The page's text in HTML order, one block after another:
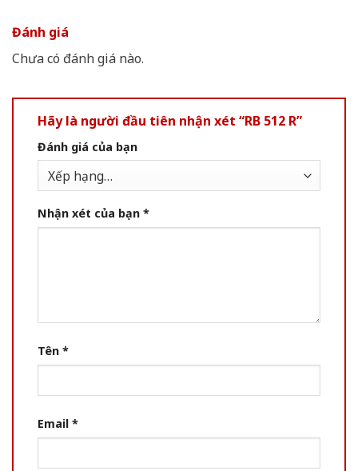
Đánh giá
Chưa có đánh giá nào.
Hãy là người đầu tiên nhận xét “RB 512 R”
Đánh giá của bạn
Nhận xét của bạn *
Tên *
Email *